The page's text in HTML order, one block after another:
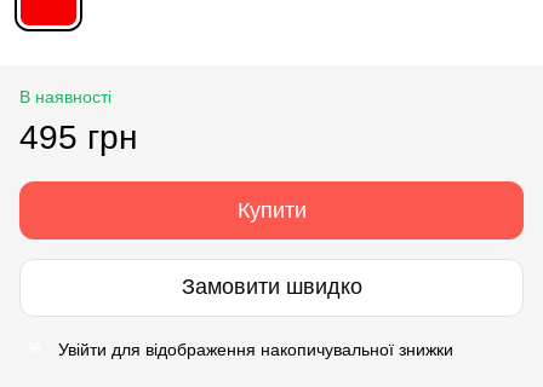
В наявності
495 грн
Купити
Замовити швидко
Увійти для відображення накопичувальної знижки